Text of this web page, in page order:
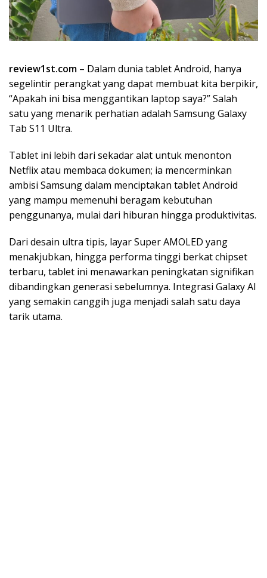
review1st.com – Dalam dunia tablet Android, hanya
segelintir perangkat yang dapat membuat kita berpikir,
“Apakah ini bisa menggantikan laptop saya?” Salah
satu yang menarik perhatian adalah Samsung Galaxy
Tab S11 Ultra.
Tablet ini lebih dari sekadar alat untuk menonton
Netflix atau membaca dokumen; ia mencerminkan
ambisi Samsung dalam menciptakan tablet Android
yang mampu memenuhi beragam kebutuhan
penggunanya, mulai dari hiburan hingga produktivitas.
Dari desain ultra tipis, layar Super AMOLED yang
menakjubkan, hingga performa tinggi berkat chipset
terbaru, tablet ini menawarkan peningkatan signifikan
dibandingkan generasi sebelumnya. Integrasi Galaxy AI
yang semakin canggih juga menjadi salah satu daya
tarik utama.